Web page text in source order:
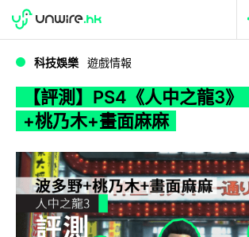
WWDC 2026
科技娛樂 遊戲情報
【評測】PS4《人中之龍3
+桃乃木+畫面麻麻